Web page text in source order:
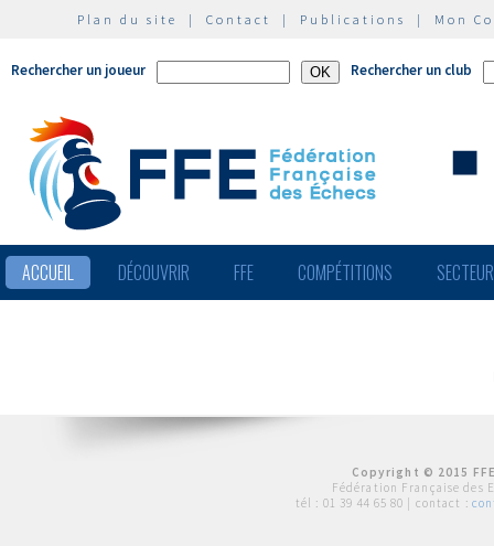
Plan du site | Contact | Publications | Mon
Rechercher un joueur Rechercher un club
ACCUEIL DÉCOUVRIR FFE COMPÉTITIONS
Copyright © 2015
Fédération Française des
tél : 01 39 44 65 80 | contact :